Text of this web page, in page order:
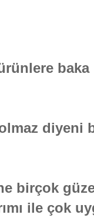
baka
diyeni
birçok
ile çok